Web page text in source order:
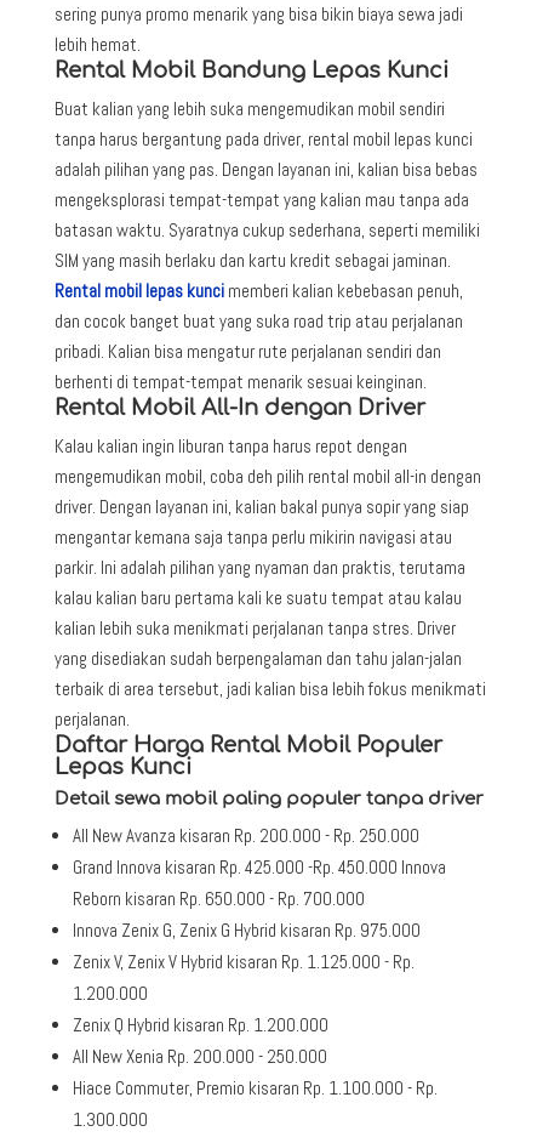
sering punya promo menarik yang bisa bikin biaya sewa jadi
lebih hemat.
Rental Mobil Bandung Lepas Kunci
Buat kalian yang lebih suka mengemudikan mobil sendiri
tanpa harus bergantung pada driver, rental mobil lepas kunci
adalah pilihan yang pas. Dengan layanan ini, kalian bisa bebas
mengeksplorasi tempat-tempat yang kalian mau tanpa ada
batasan waktu. Syaratnya cukup sederhana, seperti memiliki
SIM yang masih berlaku dan kartu kredit sebagai jaminan.
Rental mobil lepas kuncimemberi kalian kebebasan penuh,
dan cocok banget buat yang suka road trip atau perjalanan
pribadi. Kalian bisa mengatur rute perjalanan sendiri dan
berhenti di tempat-tempat menarik sesuai keinginan.
Rental Mobil All-In dengan Driver
Kalau kalian ingin liburan tanpa harus repot dengan
mengemudikan mobil, coba deh pilih rental mobil all-in dengan
driver. Dengan layanan ini, kalian bakal punya sopir yang siap
mengantar kemana saja tanpa perlu mikirin navigasi atau
parkir. Ini adalah pilihan yang nyaman dan praktis, terutama
kalau kalian baru pertama kali ke suatu tempat atau kalau
kalian lebih suka menikmati perjalanan tanpa stres. Driver
yang disediakan sudah berpengalaman dan tahu jalan-jalan
terbaik di area tersebut, jadi kalian bisa lebih fokus menikmati
perjalanan.
Daftar Harga Rental Mobil Populer
Lepas Kunci
Detail sewa mobil paling populer tanpa driver
All New Avanza kisaran Rp. 200.000 - Rp. 250.000
Grand Innova kisaran Rp. 425.000 -Rp. 450.000 Innova
Reborn kisaran Rp. 650.000 - Rp. 700.000
Innova Zenix G, Zenix G Hybrid kisaran Rp. 975.000
Zenix V, Zenix V Hybrid kisaran Rp. 1.125.000 - Rp.
1.200.000
Zenix Q Hybrid kisaran Rp. 1.200.000
All New Xenia Rp. 200.000 - 250.000
Hiace Commuter, Premio kisaran Rp. 1.100.000 - Rp.
1.300.000